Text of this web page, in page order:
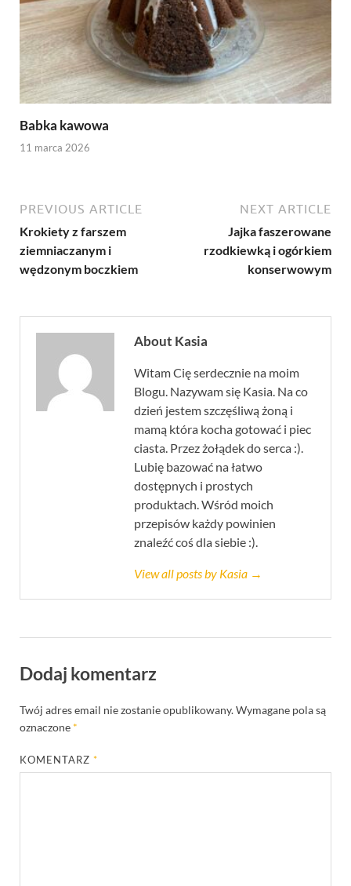
Babka kawowa
11 marca 2026
PREVIOUS ARTICLE
Krokiety z farszem
ziemniaczanym i
wędzonym boczkiem
NEXT ARTICLE
Jajka faszerowane
rzodkiewką i ogórkiem
konserwowym
About Kasia
Witam Cię serdecznie na moim
Blogu. Nazywam się Kasia. Na co
dzień jestem szczęśliwą żoną i
mamą która kocha gotować i piec
ciasta. Przez żołądek do serca :).
Lubię bazować na łatwo
dostępnych i prostych
produktach. Wśród moich
przepisów każdy powinien
znaleźć coś dla siebie :).
View all posts by Kasia →
Dodaj komentarz
Twój adres email nie zostanie opublikowany.Wymagane pola są
oznaczone *
KOMENTARZ*